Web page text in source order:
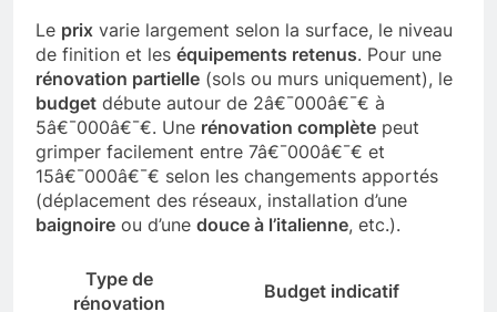
Le prix varie largement selon la surface, le niveau
de finition et les équipements retenus. Pour une
rénovation partielle (sols ou murs uniquement), le
budget débute autour de 2â€¯000â€¯€ à
5â€¯000â€¯€. Une rénovation complète peut
grimper facilement entre 7â€¯000â€¯€ et
15â€¯000â€¯€ selon les changements apportés
(déplacement des réseaux, installation d’une
baignoire ou d’une douce à l’italienne, etc.).
Type de
rénovation
Budget indicatif